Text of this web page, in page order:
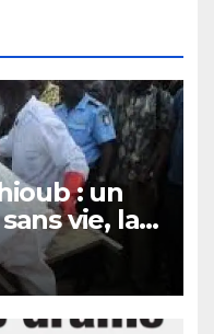
: un
vie, la
de sang